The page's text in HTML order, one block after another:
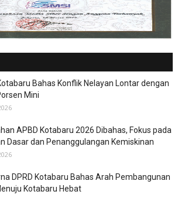
Bahas Konflik Nelayan Lontar dengan
Mini
APBD Kotabaru 2026 Dibahas, Fokus pada
Dasar dan Penanggulangan Kemiskinan
DPRD Kotabaru Bahas Arah Pembangunan
Kotabaru Hebat